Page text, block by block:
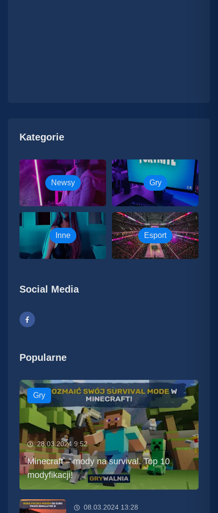
Kategorie
Newsy Gry
Inne Esport
Social Media
Popularne
Gry
28.03.2024 9:52
Minecraft – mody na survival. Top 10
modyfikacji!
08.03.2024 13:28